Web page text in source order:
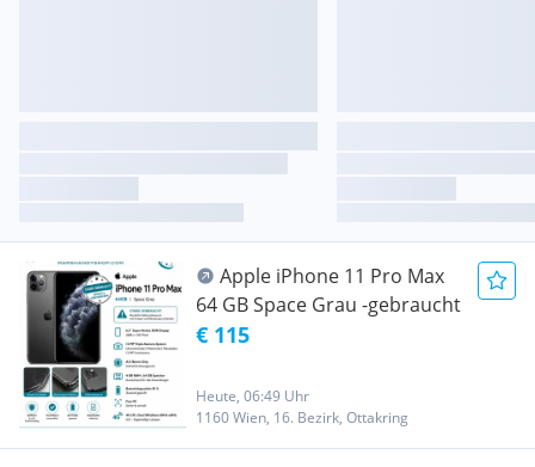
Apple iPhone 11 Pro Max
64 GB Space Grau -gebraucht
€ 115
Heute, 06:49 Uhr
1160 Wien, 16. Bezirk, Ottakring